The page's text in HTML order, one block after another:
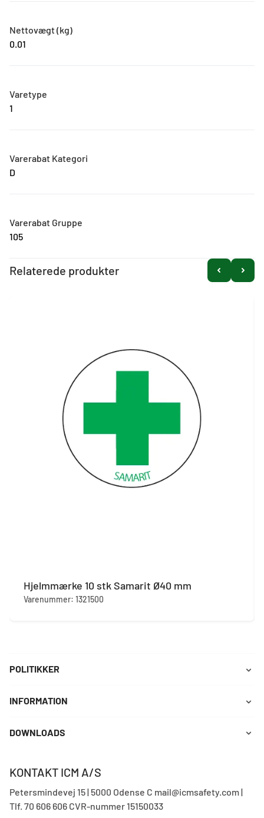
Nettovægt (kg)
0.01
Varetype
1
Varerabat Kategori
D
Varerabat Gruppe
105
Relaterede produkter
Hjelmmærke 10 stk Samarit Ø40 mm
Varenummer: 1321500
POLITIKKER
INFORMATION
DOWNLOADS
KONTAKT ICM A/S
Petersmindevej 15 | 5000 Odense C mail@icmsafety.com |
Tlf. 70 606 606 CVR-nummer 15150033